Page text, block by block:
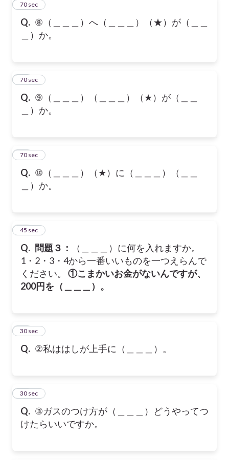
Q. ⑧（＿＿＿）へ（＿＿＿）（★）が（＿＿
＿）か。
23
70 sec
Q. ⑨（＿＿＿）（＿＿＿）（★）が（＿＿
＿）か。
24
70 sec
Q. ⑩（＿＿＿）（★）に（＿＿＿）（＿＿
＿）か。
25
70 sec
Q. 問題３：
（＿＿＿）に何を入れますか。
1・2・3・4から一番いいものを一つえらんで
ください。
①こまかいお金がないんですが、
200円を（＿＿＿）。
26
45 sec
Q. ②私ははしが上手に（＿＿＿）。
27
30 sec
Q. ③ガスのつけ方が（＿＿＿）どうやってつ
けたらいいですか。
28
30 sec